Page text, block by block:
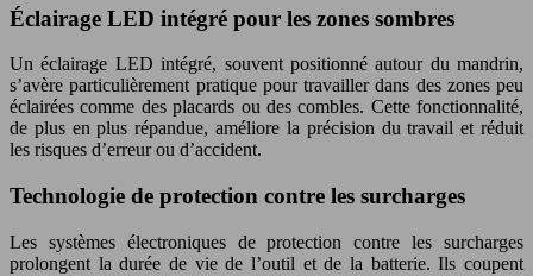
Éclairage LED intégré pour les zones sombres
Un éclairage LED intégré, souvent positionné autour du mandrin,
s’avère particulièrement pratique pour travailler dans des zones peu
éclairées comme des placards ou des combles. Cette fonctionnalité,
de plus en plus répandue, améliore la précision du travail et réduit
les risques d’erreur ou d’accident.
Technologie de protection contre les surcharges
Les systèmes électroniques de protection contre les surcharges
prolongent la durée de vie de l’outil et de la batterie. Ils coupent